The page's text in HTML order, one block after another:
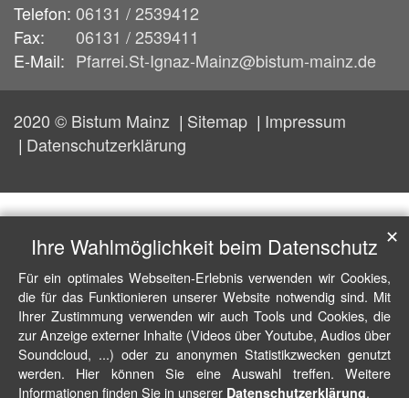
Telefon: 06131 / 2539412
Fax:
06131 / 2539411
E-Mail: Pfarrei.St-Ignaz-Mainz@bistum-mainz.de
2020 © Bistum Mainz Sitemap
Impressum
Datenschutzerklärung
Ihre Wahlmöglichkeit beim Datenschutz
Für ein optimales Webseiten-Erlebnis verwenden wir Cookies,
die für das Funktionieren unserer Website notwendig sind. Mit
Ihrer Zustimmung verwenden wir auch Tools und Cookies, die
zur Anzeige externer Inhalte (Videos über Youtube, Audios über
Soundcloud, ...) oder zu anonymen Statistikzwecken genutzt
werden. Hier können Sie eine Auswahl treffen. Weitere
Informationen finden Sie in unserer Datenschutzerklärung.
✕